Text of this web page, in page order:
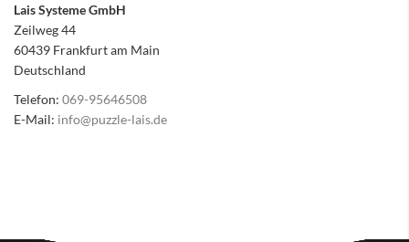
Lais Systeme GmbH
Zeilweg 44
60439 Frankfurt am Main
Deutschland
Telefon: 069-95646508
E-Mail: info@puzzle-lais.de